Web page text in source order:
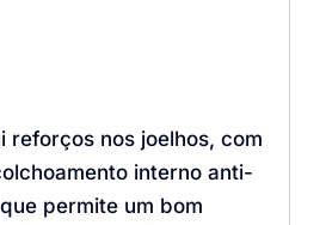
reforços nos joelhos, com
interno anti-
permite um bom